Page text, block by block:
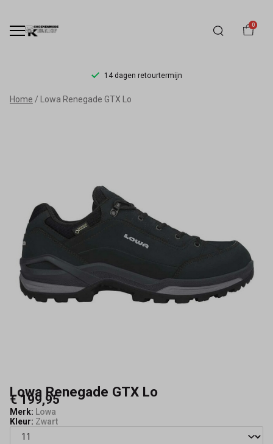
0
14 dagen retourtermijn
Lowa
Schoenmode
Kerkhof
Home Lowa Renegade GTX Lo
Lowa Renegade GTX Lo
€ 199,95
Merk: Lowa
Kleur: Zwart